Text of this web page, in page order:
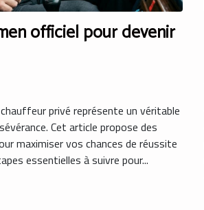
officiel pour devenir
privé représente un véritable
Cet article propose des
maximiser vos chances de réussite
essentielles à suivre pour...